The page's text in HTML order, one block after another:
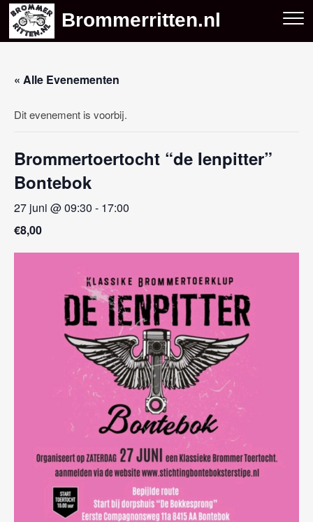
Skip
content
Brommerritten.nl
« Alle Evenementen
Dit evenement is voorbij.
Brommertoertocht “de Ienpitter”
Bontebok
27 juni @ 09:30 - 17:00
€8,00